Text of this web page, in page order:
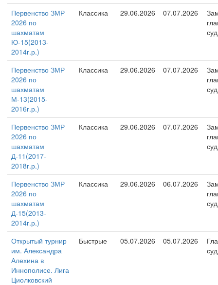
Первенство ЗМР
2026 по
шахматам
Ю-15(2013-
2014г.р.)
Классика 29.06.2026 07.07.2026
Первенство ЗМР
2026 по
шахматам
М-13(2015-
2016г.р.)
Классика 29.06.2026 07.07.2026
Первенство ЗМР
2026 по
шахматам
Д-11(2017-
2018г.р.)
Классика 29.06.2026 07.07.2026
Первенство ЗМР
2026 по
шахматам
Д-15(2013-
2014г.р.)
Классика 29.06.2026 06.07.2026
Открытый турнир
им. Александра
Алехина в
Иннополисе. Лига
Циолковский
Быстрые 05.07.2026 05.07.2026